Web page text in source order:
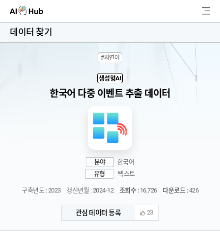
AI-Hub
AI 데이터찾기
AI 개발지원
색
데이터 찾기
#자연어
생성형AI
한국어 다중 이벤트 추출 데이터
분야
한국어
유형
텍스트
구축년도 : 2023 갱신년월 : 2024-12 조회수 :16,726 다운로드 :426
관심 데이터 등록 23